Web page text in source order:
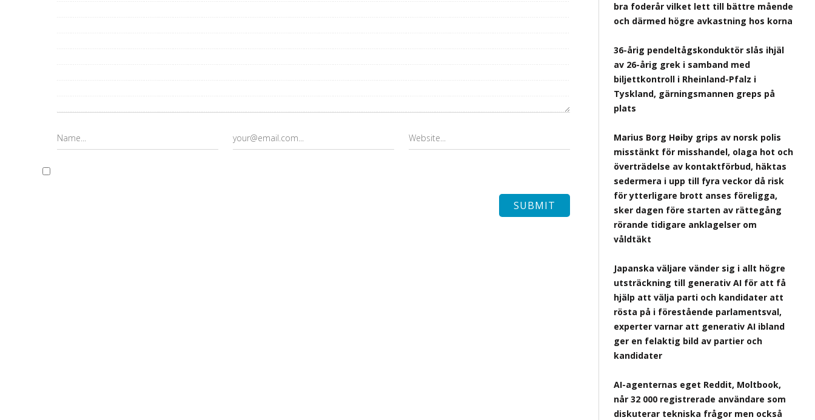
bra foderår vilket lett till bättre mående
och därmed högre avkastning hos korna
36-årig pendeltågskonduktör slås ihjäl
av 26-årig grek i samband med
biljettkontroll i Rheinland-Pfalz i
Tyskland, gärningsmannen greps på
plats
Marius Borg Høiby grips av norsk polis
misstänkt för misshandel, olaga hot och
överträdelse av kontaktförbud, häktas
sedermera i upp till fyra veckor då risk
för ytterligare brott anses föreligga,
sker dagen före starten av rättegång
rörande tidigare anklagelser om
våldtäkt
Japanska väljare vänder sig i allt högre
utsträckning till generativ AI för att få
hjälp att välja parti och kandidater att
rösta på i förestående parlamentsval,
experter varnar att generativ AI ibland
ger en felaktig bild av partier och
kandidater
AI-agenternas eget Reddit, Moltbook,
når 32 000 registrerade användare som
diskuterar tekniska frågor men också